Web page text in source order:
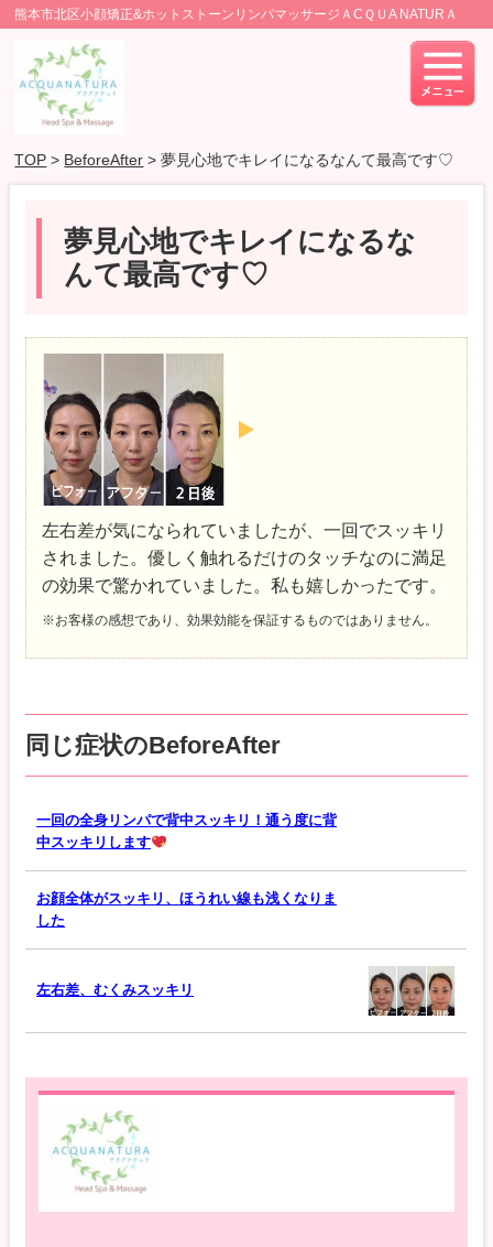
熊本市北区小顔矯正&ホットストーンリンパマッサージＡCＱＵA NATURＡ
TOP > BeforeAfter > 夢見心地でキレイになるなんて最高です♡
夢見心地でキレイになるな
んて最高です♡
左右差が気になられていましたが、一回でスッキリ
されました。優しく触れるだけのタッチなのに満足
の効果で驚かれていました。私も嬉しかったです。
※お客様の感想であり、効果効能を保証するものではありません。
同じ症状のBeforeAfter
一回の全身リンパで背中スッキリ！通う度に背
中スッキリします
お顔全体がスッキリ、ほうれい線も浅くなりま
した
左右差、むくみスッキリ